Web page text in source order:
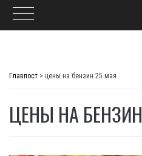
Главпост > цены на бензин 25 мая
ЦЕНЫ НА